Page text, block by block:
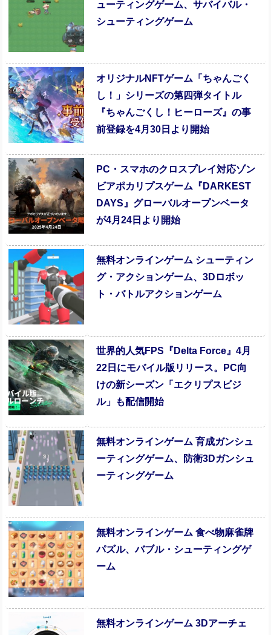
ューティングゲーム、サバイバル・
シューティングゲーム
オリジナルNFTゲーム「ちゃんごく
し！」シリーズの第四弾タイトル
『ちゃんごくし！ヒーローズ』の事
前登録を4月30日より開始
PC・スマホのクロスプレイ対応ゾン
ビアポカリプスゲーム『DARKEST
DAYS』グローバルオープンベータ
が4月24日より開始
無料オンラインゲーム シューティン
グ・アクションゲーム、3Dロボッ
ト・バトルアクションゲーム
世界的人気FPS『Delta Force』4月
22日にモバイル版リリース。PC向
けの新シーズン「エクリプスビジ
ル」も配信開始
無料オンラインゲーム 育成ガンシュ
ーティングゲーム、防衛3Dガンシュ
ーティングゲーム
無料オンラインゲーム 食べ物麻雀牌
パズル、バブル・シューティングゲ
ーム
無料オンラインゲーム 3Dアーチェ